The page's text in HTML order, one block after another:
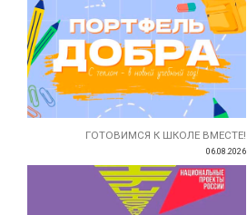
ГОТОВИМСЯ К ШКОЛЕ ВМЕСТЕ!
06.08.2026